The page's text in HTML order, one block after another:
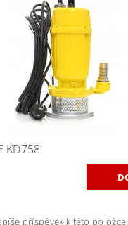
KD758
příspěvek k této položce.